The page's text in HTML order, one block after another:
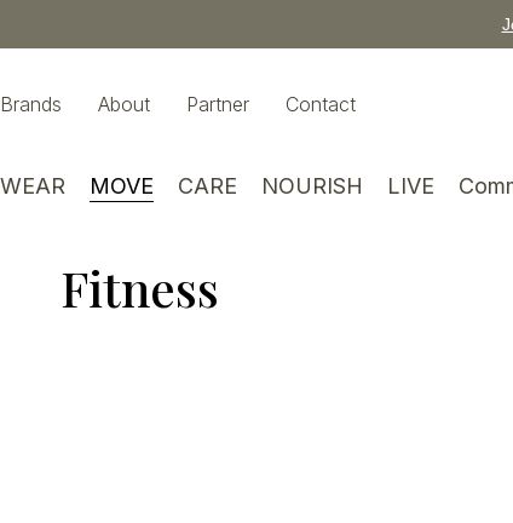
Brands About Partner Contact
WEAR MOVE CARE NOURISH LIVE
Fitness